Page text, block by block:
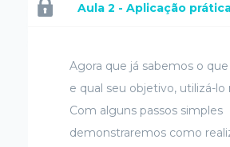
Aula 2 - Aplicação
Agora que já sabemos o
e qual seu objetivo, utilizá-lo
Com alguns passos simples
demonstraremos como